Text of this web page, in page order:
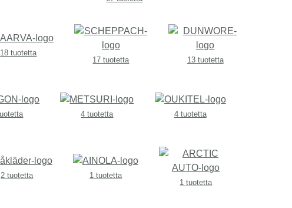
18 tuotetta
17 tuotetta
13 tuotetta
4 tuotetta 4 tuotetta
2 tuotetta
1 tuotetta
1 tuotetta